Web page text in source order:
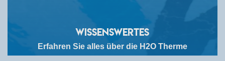
Wissenswertes
Erfahren Sie alles über die H2O Therme